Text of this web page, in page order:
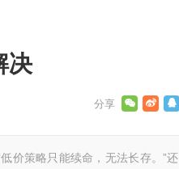
决
价策略只能续命，无法长存。”还